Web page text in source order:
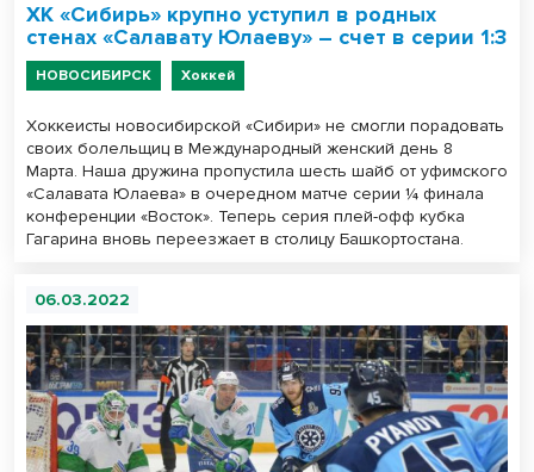
ХК «Сибирь» крупно уступил в родных
стенах «Салавату Юлаеву» – счет в серии 1:3
НОВОСИБИРСК Хоккей
Хоккеисты новосибирской «Сибири» не смогли порадовать
своих болельщиц в Международный женский день 8
Марта. Наша дружина пропустила шесть шайб от уфимского
«Салавата Юлаева» в очередном матче серии ¼ финала
конференции «Восток». Теперь серия плей-офф кубка
Гагарина вновь переезжает в столицу Башкортостана.
06.03.2022